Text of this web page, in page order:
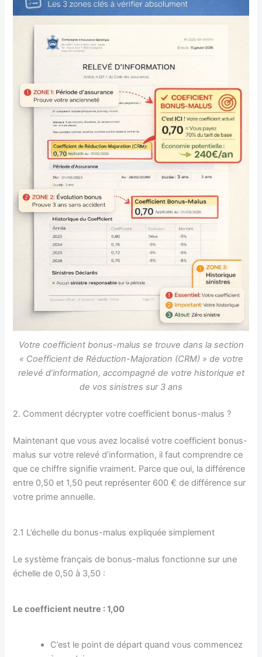
Votre coefficient bonus-malus se trouve dans la section
« Coefficient de Réduction-Majoration (CRM) » de votre
relevé d’information, accompagné de votre historique et
de vos sinistres sur 3 ans
2. Comment décrypter votre coefficient bonus-malus ?
Maintenant que vous avez localisé votre coefficient bonus-
malus sur votre relevé d’information, il faut comprendre ce
que ce chiffre signifie vraiment. Parce que oui, la différence
entre 0,50 et 1,50 peut représenter 600 € de différence sur
votre prime annuelle.
2.1 L’échelle du bonus-malus expliquée simplement
Le système français de bonus-malus fonctionne sur une
échelle de 0,50 à 3,50 :
Le coefficient neutre : 1,00
C’est le point de départ quand vous commencez